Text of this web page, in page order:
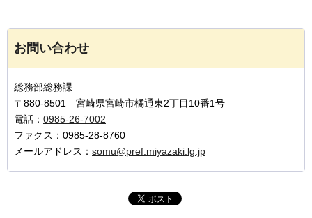
お問い合わせ
総務部総務課
〒880-8501 宮崎県宮崎市橘通東2丁目10番1号
電話： 0985-26-7002
ファクス：0985-28-8760
メールアドレス： somu@pref.miyazaki.lg.jp